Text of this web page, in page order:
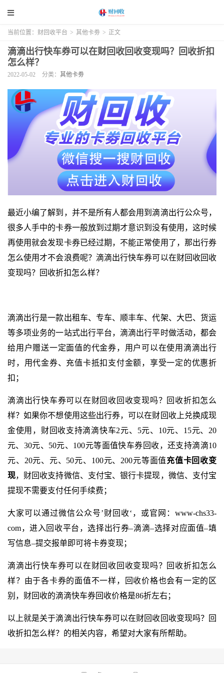
当前位置： 财回收平台 > 其他卡劵 > 正文
滴滴出行快车券可以在财回收回收变现吗？回收折扣
怎么样？
2022-05-02 分类： 其他卡劵
最近小编了解到，并不是所有人都会用到滴滴出行公众号，
很多人手中的卡券一般放到过期才意识到没有使用，这时候
再使用就会发现卡券已经过期，不能正常使用了，那出行券
怎么使用才不会浪费呢？滴滴出行快车券可以在财回收回收
变现吗？回收折扣怎么样？
滴滴出行是一款出租车、专车、顺丰车、代架、大巴、货运
等多项业务的一站式出行平台，滴滴出行平时做活动，都会
给用户赠送一定面值的代金券，用户可以在使用滴滴出行
时，用代金券、充值卡抵扣支付金额，享受一定的优惠折
扣；
滴滴出行快车券可以在财回收回收变现吗？回收折扣怎么
样？如果你不想使用这些出行券，可以在财回收上兑换成现
金使用，财回收支持滴滴快车2元、5元、10元、15元、20
元、30元、50元、100元等面值快车券回收，还支持滴滴10
元、20元、元、50元、100元、200元等面值充值卡回收变
现，财回收支持微信、支付宝、银行卡提现，微信、支付宝
提现不需要支付任何手续费；
大家可以通过微信公众号’财回收‘，或官网： www-chs33-
com，进入回收平台，选择出行券–滴滴–选择对应面值–填
写信息–提交报单即可将卡券变现；
滴滴出行快车券可以在财回收回收变现吗？回收折扣怎么
样？由于各卡券的面值不一样，回收价格也会有一定的区
别，财回收的滴滴快车券回收价格是86折左右；
以上就是关于滴滴出行快车券可以在财回收回收变现吗？回
收折扣怎么样？的相关内容，希望对大家有所帮助。